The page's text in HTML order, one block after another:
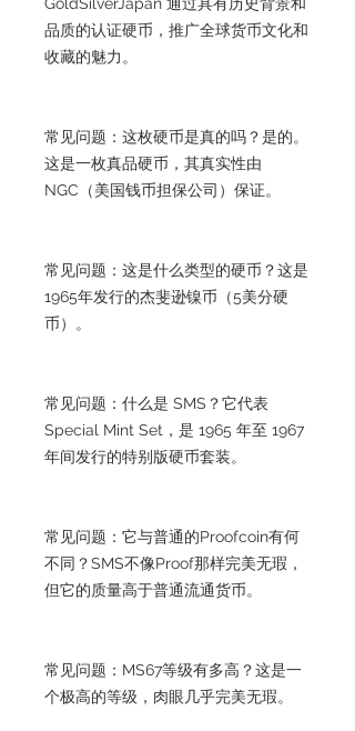
品质的认证硬币，推广全球货币文化和
收藏的魅力。
常见问题：这枚硬币是真的吗？是的。
这是一枚真品硬币，其真实性由
NGC（美国钱币担保公司）保证。
常见问题：这是什么类型的硬币？这是
1965年发行的杰斐逊镍币（5美分硬
币）。
常见问题：什么是 SMS？它代表
Special Mint Set，是 1965 年至 1967
年间发行的特别版硬币套装。
常见问题：它与普通的Proofcoin有何
不同？SMS不像Proof那样完美无瑕，
但它的质量高于普通流通货币。
常见问题：MS67等级有多高？这是一
个极高的等级，肉眼几乎完美无瑕。